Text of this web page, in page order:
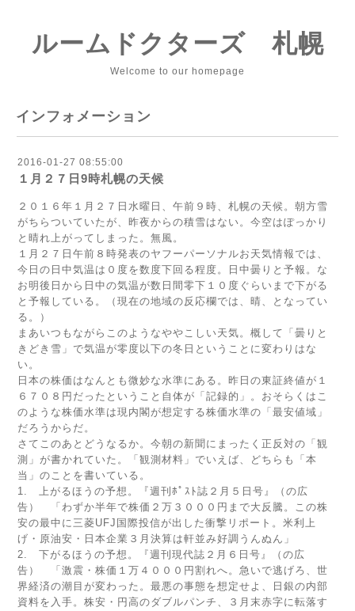
ルームドクターズ 札幌
Welcome to our homepage
インフォメーション
2016-01-27 08:55:00
１月２７日9時札幌の天候
２０１６年１月２７日水曜日、午前９時、札幌の天候。朝方雪
がちらついていたが、昨夜からの積雪はない。今空はぽっかり
と晴れ上がってしまった。無風。
１月２７日午前８時発表のヤフーパーソナルお天気情報では、
今日の日中気温は０度を数度下回る程度。日中曇りと予報。な
お明後日から日中の気温が数日間零下１０度ぐらいまで下がる
と予報している。（現在の地域の反応欄では、晴、となってい
る。）
まあいつもながらこのようなややこしい天気。概して「曇りと
きどき雪」で気温が零度以下の冬日ということに変わりはな
い。
日本の株価はなんとも微妙な水準にある。昨日の東証終値が１
６７０８円だったということ自体が「記録的」。おそらくはこ
のような株価水準は現内閣が想定する株価水準の「最安値域」
だろうからだ。
さてこのあとどうなるか。今朝の新聞にまったく正反対の「観
測」が書かれていた。「観測材料」でいえば、どちらも「本
当」のことを書いている。
1. 上がるほうの予想。『週刊ﾎﾟｽﾄ誌２月５日号』（の広
告） 「わずか半年で株価２万３０００円まで大反騰。この株
安の最中に三菱UFJ国際投信が出した衝撃リポート。米利上
げ・原油安・日本企業３月決算は軒並み好調うんぬん」
2. 下がるほうの予想。『週刊現代誌２月６日号』（の広
告） 「激震・株価１万４０００円割れへ。急いで逃げろ、世
界経済の潮目が変わった。最悪の事態を想定せよ、日銀の内部
資料を入手。株安・円高のダブルパンチ、３月末赤字に転落す